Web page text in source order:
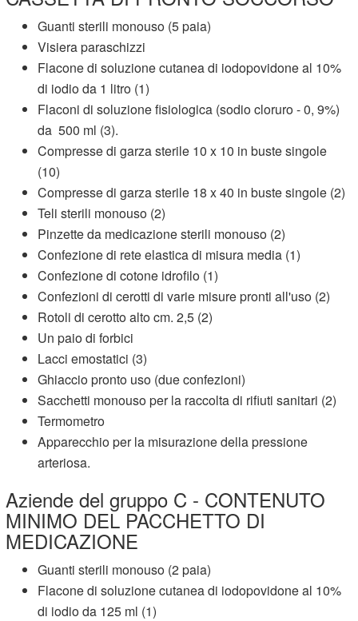
Guanti sterili monouso (5 paia)
Visiera paraschizzi
Flacone di soluzione cutanea di iodopovidone al 10%
di iodio da 1 litro (1)
Flaconi di soluzione fisiologica (sodio cloruro - 0, 9%)
da 500 ml (3).
Compresse di garza sterile 10 x 10 in buste singole
(10)
Compresse di garza sterile 18 x 40 in buste singole (2)
Teli sterili monouso (2)
Pinzette da medicazione sterili monouso (2)
Confezione di rete elastica di misura media (1)
Confezione di cotone idrofilo (1)
Confezioni di cerotti di varie misure pronti all'uso (2)
Rotoli di cerotto alto cm. 2,5 (2)
Un paio di forbici
Lacci emostatici (3)
Ghiaccio pronto uso (due confezioni)
Sacchetti monouso per la raccolta di rifiuti sanitari (2)
Termometro
Apparecchio per la misurazione della pressione
arteriosa.
Aziende del gruppo C - CONTENUTO
MINIMO DEL PACCHETTO DI
MEDICAZIONE
Guanti sterili monouso (2 paia)
Flacone di soluzione cutanea di iodopovidone al 10%
di iodioda 125 ml (1)